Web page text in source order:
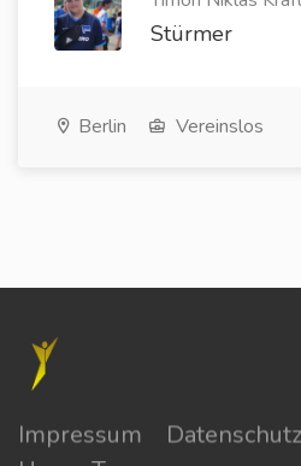
Stürmer
Berlin Vereinslos
Impressum Datenschutz